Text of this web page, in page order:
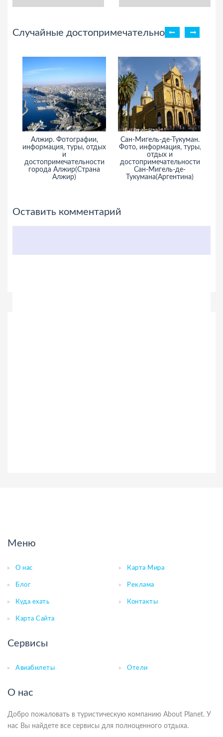
Случайные достопримечательности
Алжир. Фотографии,
информация, туры, отдых
и
достопримечательности
города Алжир(Страна
Алжир)
Сан-Мигель-де-Тукуман.
Фото, информация, туры,
отдых и
достопримечательности
Сан-Мигель-де-
Тукумана(Аргентина)
Оставить комментарий
Меню
О нас Карта Мира
Блог Реклама
Куда ехать Контакты
Карта Сайта
Сервисы
Авиабилеты Отели
О нас
Добро пожаловать в туристическую компанию About Planet. У
нас Вы найдете все сервисы для полноценного отдыха.